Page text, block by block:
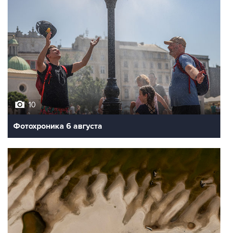
10
Фотохроника 6 августа